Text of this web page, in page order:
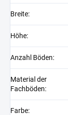
Breite:
Höhe:
Anzahl Böden:
Material der
Fachböden:
Farbe: